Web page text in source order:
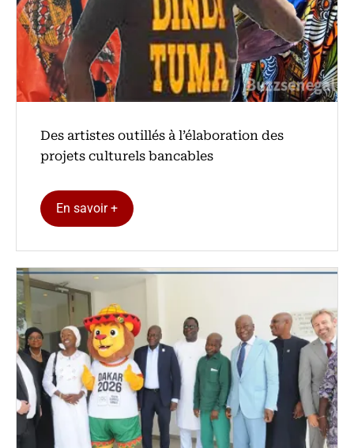
Des artistes outillés à l’élaboration des
projets culturels bancables
En savoir +